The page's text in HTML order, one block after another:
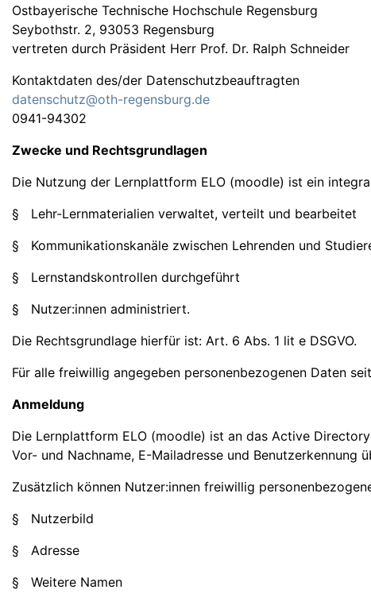
Ostbayerische Technische Hochschule Regensburg
Seybothstr. 2, 93053 Regensburg
vertreten durch Präsident Herr Prof. Dr. Ralph Schneider
Kontaktdaten des/der Datenschutzbeauftragten
datenschutz@oth-regensburg.de
0941-94302
Zwecke und Rechtsgrundlagen
Die Nutzung der Lernplattform ELO (moodle) ist ein
§ Lehr-Lernmaterialien verwaltet, verteilt und bearbeitet
§ Kommunikationskanäle zwischen Lehrenden und
§ Lernstandskontrollen durchgeführt
§ Nutzer:innen administriert.
Die Rechtsgrundlage hierfür ist: Art. 6 Abs. 1 lit e DSGVO.
Für alle freiwillig angegeben personenbezogenen Daten
Anmeldung
Die Lernplattform ELO (moodle) ist an das Active
Vor- und Nachname, E-Mailadresse und
Zusätzlich können Nutzer:innen freiwillig
§ Nutzerbild
§ Adresse
§ Weitere Namen